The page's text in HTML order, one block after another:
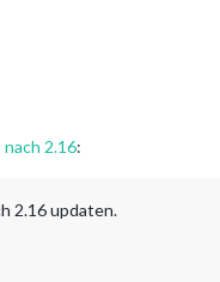
2.16:
2.16 updaten.